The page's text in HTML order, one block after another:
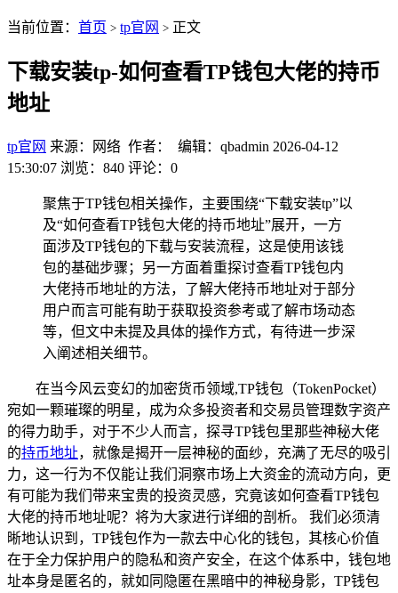
当前位置： 首页 > tp官网 > 正文
下载安装tp-如何查看TP钱包大佬的持币
地址
tp官网 来源：网络 作者： 编辑：qbadmin 2026-04-12
15:30:07 浏览：840 评论：0
聚焦于TP钱包相关操作，主要围绕“下载安装tp”以
及“如何查看TP钱包大佬的持币地址”展开，一方
面涉及TP钱包的下载与安装流程，这是使用该钱
包的基础步骤；另一方面着重探讨查看TP钱包内
大佬持币地址的方法，了解大佬持币地址对于部分
用户而言可能有助于获取投资参考或了解市场动态
等，但文中未提及具体的操作方式，有待进一步深
入阐述相关细节。
在当今风云变幻的加密货币领域,TP钱包（TokenPocket）
宛如一颗璀璨的明星，成为众多投资者和交易员管理数字资产
的得力助手，对于不少人而言，探寻TP钱包里那些神秘大佬
的持币地址，就像是揭开一层神秘的面纱，充满了无尽的吸引
力，这一行为不仅能让我们洞察市场上大资金的流动方向，更
有可能为我们带来宝贵的投资灵感，究竟该如何查看TP钱包
大佬的持币地址呢？将为大家进行详细的剖析。 我们必须清
晰地认识到，TP钱包作为一款去中心化的钱包，其核心价值
在于全力保护用户的隐私和资产安全，在这个体系中，钱包地
址本身是匿名的，就如同隐匿在黑暗中的神秘身影，TP钱包